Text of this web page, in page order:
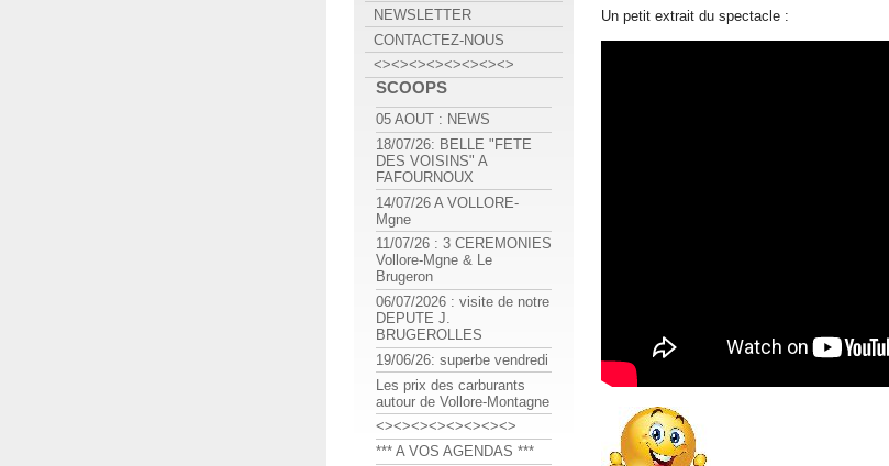
Un petit extrait du spectacle :
NEWSLETTER
CONTACTEZ-NOUS
<><><><><><><><>
SCOOPS
05 AOUT : NEWS
18/07/26: BELLE "FETE
DES VOISINS" A
FAFOURNOUX
14/07/26 A VOLLORE-
Mgne
11/07/26 : 3 CEREMONIES
Vollore-Mgne & Le
Brugeron
06/07/2026 : visite de notre
DEPUTE J.
BRUGEROLLES
19/06/26: superbe vendredi
Les prix des carburants
autour de Vollore-Montagne
<><><><><><><><>
*** A VOS AGENDAS ***